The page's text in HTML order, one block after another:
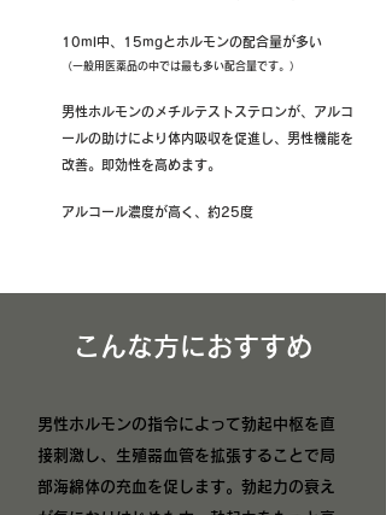
10ml中、15mgとホルモンの配合量が多い
（一般用医薬品の中では最も多い配合量です。）
男性ホルモンのメチルテストステロンが、アルコ
ールの助けにより体内吸収を促進し、男性機能を
改善。即効性を高めます。
アルコール濃度が高く、約25度
​こんな方におすすめ
男性ホルモンの指令によって勃起中枢を直
接刺激し、生殖器血管を拡張することで局
部海綿体の充血を促します。勃起力の衰え